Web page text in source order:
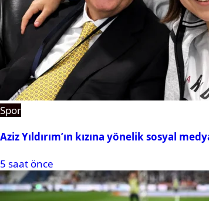
Spor
Aziz Yıldırım’ın kızına yönelik sosyal
5 saat önce